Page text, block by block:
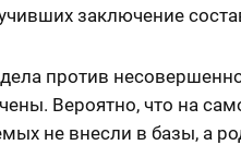
заключение
против
Вероятно, что на
не внесли в базы, а